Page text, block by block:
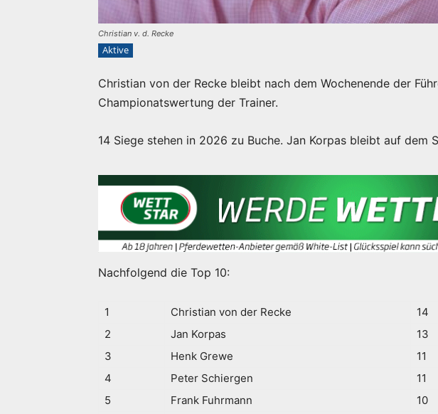
Christian v. d. Recke
Aktive
Christian von der Recke bleibt nach dem Wochenende der
Championatswertung der Trainer.
14 Siege stehen in 2026 zu Buche. Jan Korpas bleibt auf dem
Nachfolgend die Top 10:
1 Christian von der Recke 14
2
Jan Korpas 13
3
Henk Grewe 11
4
Peter Schiergen 11
5
Frank Fuhrmann 10